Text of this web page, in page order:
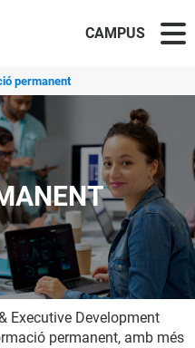
CAMPUS
permanent
Executive Development
permanent, amb més